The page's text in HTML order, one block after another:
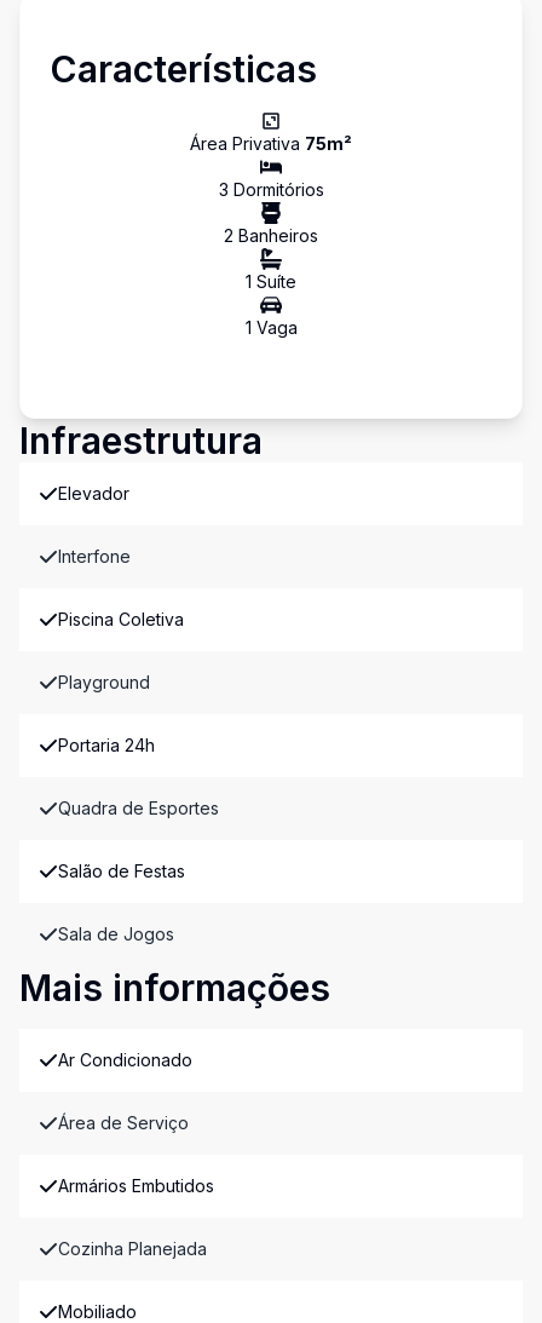
Características
Área Privativa 75m²
3 Dormitórios
2 Banheiros
1 Suíte
1 Vaga
Infraestrutura
Elevador
Interfone
Piscina Coletiva
Playground
Portaria 24h
Quadra de Esportes
Salão de Festas
Sala de Jogos
Mais informações
Ar Condicionado
Área de Serviço
Armários Embutidos
Cozinha Planejada
Mobiliado